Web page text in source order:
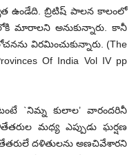
ఉండేది. బ్రిటిష్ పాలన కాలంలో
మారాలని అనుకున్నారు. కానీ
విరమించుకున్నారు. (The
Of India Vol IV pp
`నిమ్న కులాల’ వారందరినీ
మధ్య ఎప్పుడు ఘర్షణ
దళితులను అణచివేశారని